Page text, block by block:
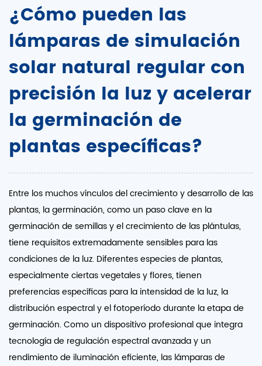
¿Cómo pueden las
lámparas de simulación
solar natural regular con
precisión la luz y acelerar
la germinación de
plantas específicas?
Entre los muchos vínculos del crecimiento y desarrollo de las
plantas, la germinación, como un paso clave en la
germinación de semillas y el crecimiento de las plántulas,
tiene requisitos extremadamente sensibles para las
condiciones de la luz. Diferentes especies de plantas,
especialmente ciertas vegetales y flores, tienen
preferencias específicas para la intensidad de la luz, la
distribución espectral y el fotoperíodo durante la etapa de
germinación. Como un dispositivo profesional que integra
tecnología de regulación espectral avanzada y un
rendimiento de iluminación eficiente, las lámparas de